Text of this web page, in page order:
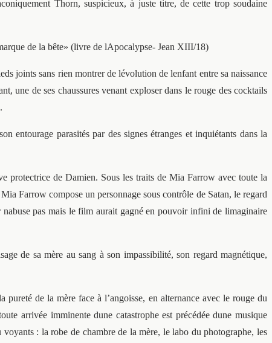
Thorn, suspicieux, à juste titre, de cette trop soudaine
de la bête» (livre de lApocalypse- Jean XIII/18)
joints sans rien montrer de lévolution de lenfant entre sa naissance
une de ses chaussures venant exploser dans le rouge des cocktails
entourage parasités par des signes étranges et inquiétants dans la
protectrice de Damien. Sous les traits de Mia Farrow avec toute la
Farrow compose un personnage sous contrôle de Satan, le regard
pas mais le film aurait gagné en pouvoir infini de limaginaire
de sa mère au sang à son impassibilité, son regard magnétique,
de la mère face à l’angoisse, en alternance avec le rouge du
arrivée imminente dune catastrophe est précédée dune musique
: la robe de chambre de la mère, le labo du photographe, les